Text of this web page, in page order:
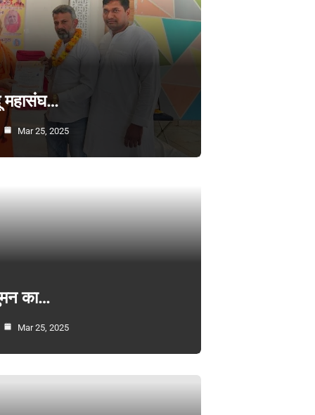
महासंघ…
Mar 25, 2025
का…
Mar 25, 2025